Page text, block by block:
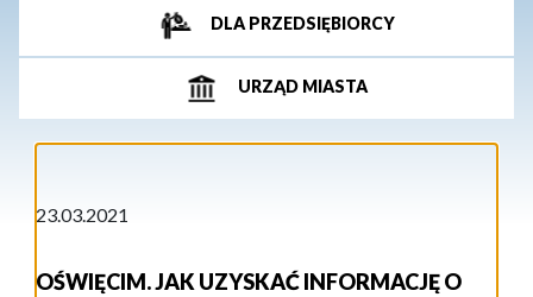
DLA PRZEDSIĘBIORCY
URZĄD MIASTA
23.03.2021
OŚWIĘCIM. JAK UZYSKAĆ INFORMACJĘ O